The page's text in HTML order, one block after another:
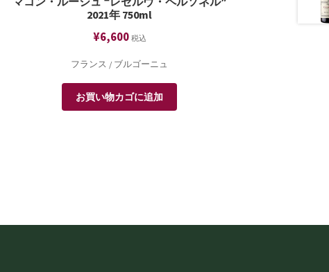
2021年 750ml
¥6,600 税込
フランス / ブルゴーニュ
お買い物カゴに追加